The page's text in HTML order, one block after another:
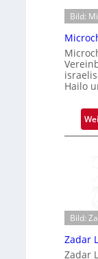
Bild:
Hailo
Bild:
Zadar
Zadar